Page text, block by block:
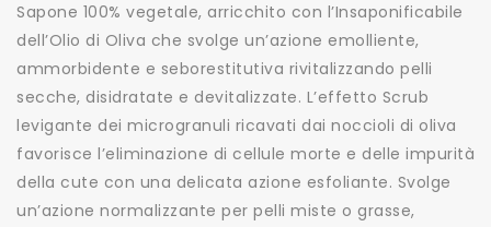
Sapone 100% vegetale, arricchito con l’Insaponificabile
dell’Olio di Oliva che svolge un’azione emolliente,
ammorbidente e seborestitutiva rivitalizzando pelli
secche, disidratate e devitalizzate. L’effetto Scrub
levigante dei microgranuli ricavati dai noccioli di oliva
favorisce l’eliminazione di cellule morte e delle impurità
della cute con una delicata azione esfoliante. Svolge
un’azione normalizzante per pelli miste o grasse,